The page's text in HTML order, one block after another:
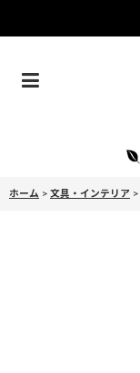
ホーム > 文具・インテリア >